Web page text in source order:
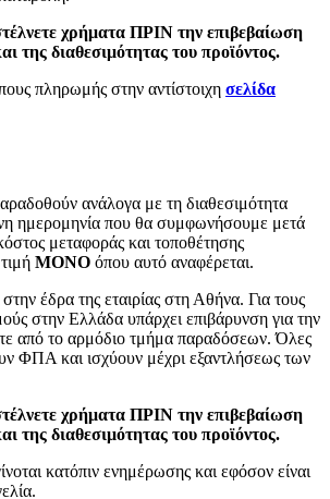
χρήματα ΠΡΙΝ την επιβεβαίωση
της διαθεσιμότητας του προϊόντος.
πληρωμής στην αντίστοιχη σελίδα
ανάλογα με τη διαθεσιμότητα
ημερομηνία που θα συμφωνήσουμε μετά
μεταφοράς και τοποθέτησης
MONO όπου αυτό αναφέρεται.
έδρα της εταιρίας στη Αθήνα. Για τους
στην Ελλάδα υπάρχει επιβάρυνση για την
από το αρμόδιο τμήμα παραδόσεων. Όλες
ΦΠΑ και ισχύουν μέχρι εξαντλήσεως των
χρήματα ΠΡΙΝ την επιβεβαίωση
της διαθεσιμότητας του προϊόντος.
κατόπιν ενημέρωσης και εφόσον είναι